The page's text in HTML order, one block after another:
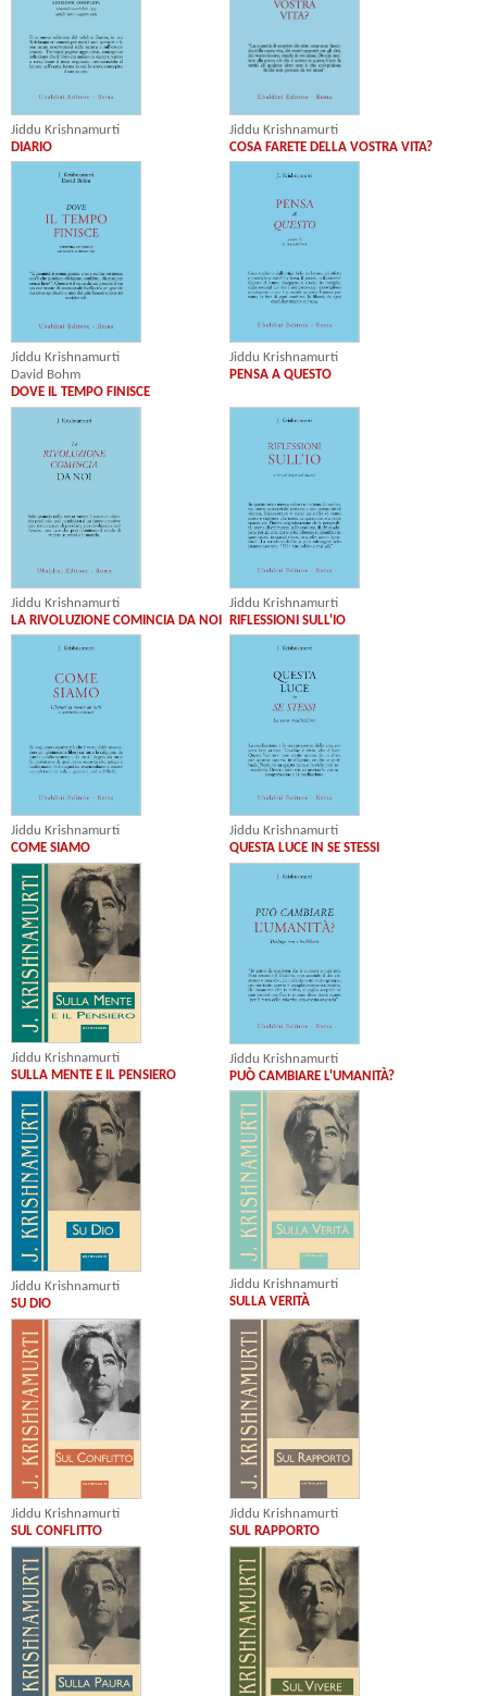
Jiddu Krishnamurti
DIARIO
Jiddu Krishnamurti
COSA FARETE DELLA VOSTRA VITA?
Jiddu Krishnamurti
David Bohm
DOVE IL TEMPO FINISCE
Jiddu Krishnamurti
PENSA A QUESTO
Jiddu Krishnamurti
LA RIVOLUZIONE COMINCIA DA NOI
Jiddu Krishnamurti
RIFLESSIONI SULL'IO
Jiddu Krishnamurti
COME SIAMO
Jiddu Krishnamurti
QUESTA LUCE IN SE STESSI
Jiddu Krishnamurti
SULLA MENTE E IL PENSIERO
Jiddu Krishnamurti
PUÒ CAMBIARE L'UMANITÀ?
Jiddu Krishnamurti
SU DIO
Jiddu Krishnamurti
SULLA VERITÀ
Jiddu Krishnamurti
SUL CONFLITTO
Jiddu Krishnamurti
SUL RAPPORTO